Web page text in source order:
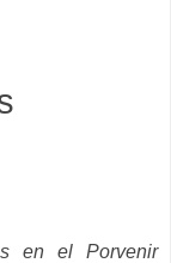
en el Porvenir